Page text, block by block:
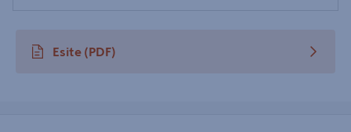
Esite (PDF)
avautuu uuteen välilehteen